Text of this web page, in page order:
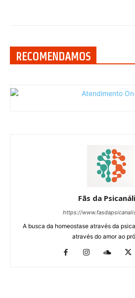
RECOMENDAMOS
Fãs da
https://
A busca da homeostase através da
através do amor ao